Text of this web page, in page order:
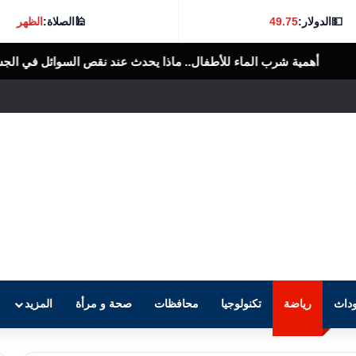
💵الدولار:49.75
🕌الصلاة:الظهر
للأطفال.. ماذا يحدث عند نقص السوائل في الجسم؟ الرأى العام المصرى
رياضة تكنولوجيا محافظات صحة و مرأة المزيد